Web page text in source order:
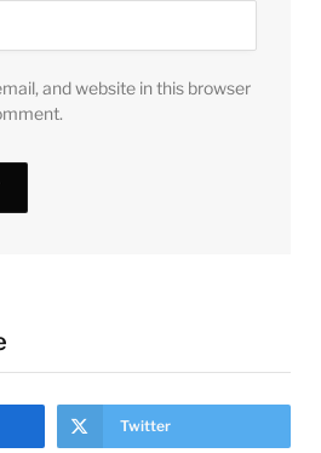
and website in this browser
Twitter